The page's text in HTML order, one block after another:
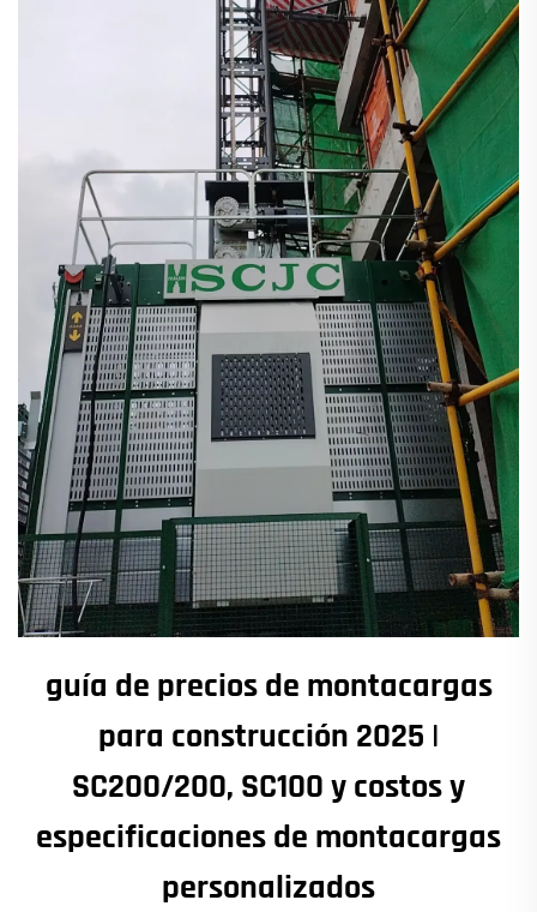
guía de precios de montacargas
para construcción 2025 |
SC200/200, SC100 y costos y
especificaciones de montacargas
personalizados